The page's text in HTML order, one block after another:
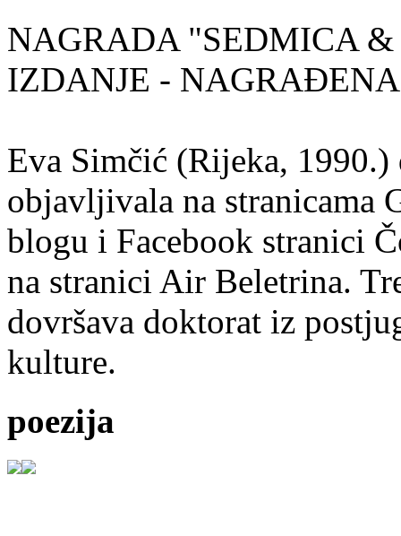
NAGRADA "SEDMICA
IZDANJE -
Eva Simčić (Rijeka, 1990.)
objavljivala na stranicama
blogu i Facebook stranici
na stranici Air Beletrina.
dovršava doktorat iz
kulture.
poezija